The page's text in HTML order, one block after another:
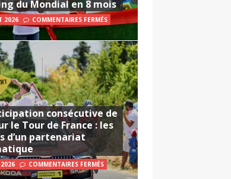
du Mondial en 8 mois
2026 COMMENTAIRES FERMÉS
consécutive de
le Tour de France : les
d’un partenariat
COMMENTAIRES FERMÉS